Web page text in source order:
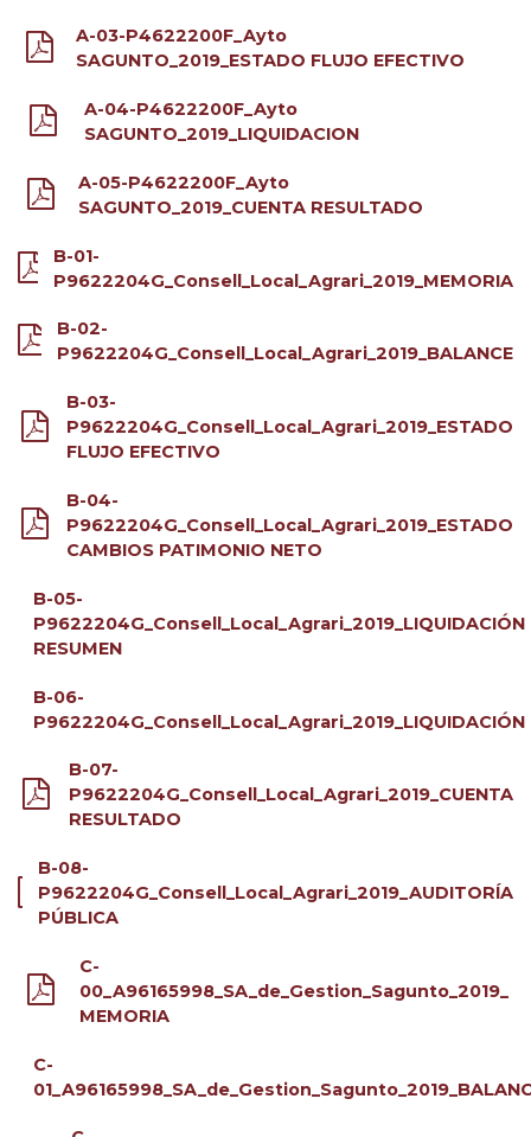
A-03-P4622200F_Ayto
SAGUNTO_2019_ESTADO FLUJO EFECTIVO
A-04-P4622200F_Ayto
SAGUNTO_2019_LIQUIDACION
A-05-P4622200F_Ayto
SAGUNTO_2019_CUENTA RESULTADO
B-01-
P9622204G_Consell_Local_Agrari_2019_MEMORIA
B-02-
P9622204G_Consell_Local_Agrari_2019_BALANCE
B-03-
P9622204G_Consell_Local_Agrari_2019_ESTADO
FLUJO EFECTIVO
B-04-
P9622204G_Consell_Local_Agrari_2019_ESTADO
CAMBIOS PATIMONIO NETO
B-05-
P9622204G_Consell_Local_Agrari_2019_LIQUIDACIÓN
RESUMEN
B-06-
P9622204G_Consell_Local_Agrari_2019_LIQUIDACIÓN
B-07-
P9622204G_Consell_Local_Agrari_2019_CUENTA
RESULTADO
B-08-
P9622204G_Consell_Local_Agrari_2019_AUDITORÍA
PÚBLICA
C-
00_A96165998_SA_de_Gestion_Sagunto_2019_
MEMORIA
C-